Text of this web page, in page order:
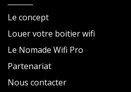
Le concept
Louer votre boitier wifi
Le Nomade Wifi Pro
Partenariat
Nous contacter